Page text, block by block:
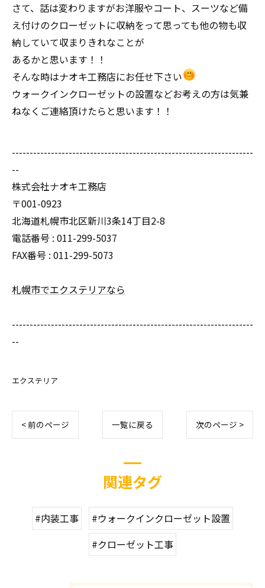
さて、話は変わりますがお洋服やコート、スーツなど備
え付けのクローゼットに収納をって思っても他の物も収
納していて収まりきれなことが
あるかと思います！！
そんな時はナオキ工務店にお任せ下さい
ウォークインクローゼットの設置などお考えの方は気兼
ねなくご連絡頂けたらと思います！！
--------------------------------------------------------------------
--
株式会社ナオキ工務店
〒001-0923
北海道札幌市北区新川3条14丁目2-8
電話番号 : 011-299-5037
FAX番号 : 011-299-5073
札幌市でエクステリアなら
--------------------------------------------------------------------
--
エクステリア
< 前のページ 一覧に戻る 次のページ >
関連タグ
#内装工事
#ウォークインクローゼット設置
#クローゼット工事